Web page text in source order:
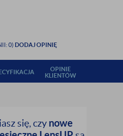
0) DODAJ OPINIĘ
OPINIE
KLIENTÓW
się, czy nowe